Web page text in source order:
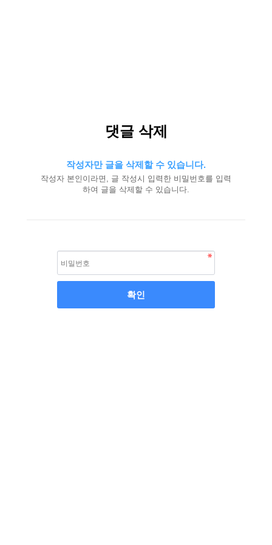
댓글 삭제
작성자만 글을 삭제할 수 있습니다.
작성자 본인이라면, 글 작성시 입력한 비밀번호를 입력
하여 글을 삭제할 수 있습니다.